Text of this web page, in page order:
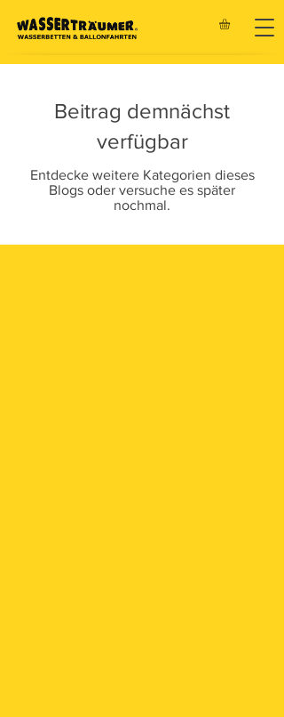
Beitrag demnächst
verfügbar
Entdecke weitere Kategorien dieses
Blogs oder versuche es später
nochmal.